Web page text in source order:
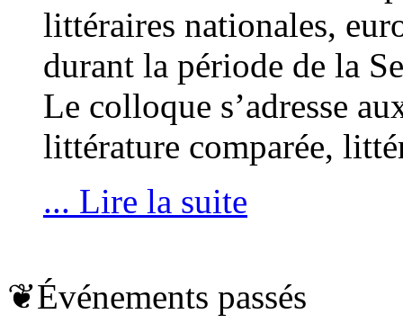
littéraires nationales,
durant la période de la
Le colloque s’adresse
littérature comparée,
... Lire la suite
❦Événements passés